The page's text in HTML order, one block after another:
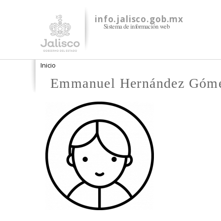
info.jalisco.gob.mx
Sistema de información web
Se encuentra usted aquí
Inicio
Emmanuel Hernández